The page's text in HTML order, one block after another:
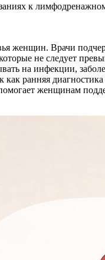
к
женщин. Врачи
не следует
на инфекции,
ранняя
женщинам